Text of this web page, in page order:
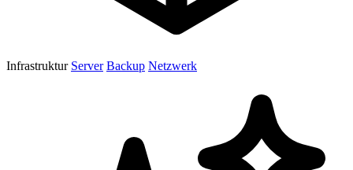
Infrastruktur Server Backup Netzwerk